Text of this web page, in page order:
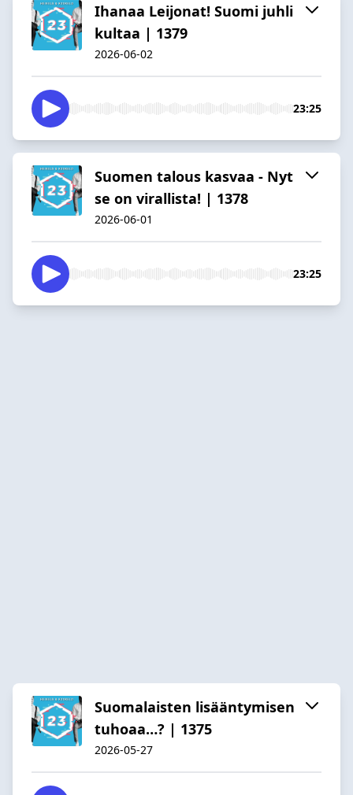
Ihanaa Leijonat! Suomi juhli
kultaa | 1379
2026-06-02
23:25
Suomen talous kasvaa - Nyt
se on virallista! | 1378
2026-06-01
23:25
Suomalaisten lisääntymisen
tuhoaa…? | 1375
2026-05-27